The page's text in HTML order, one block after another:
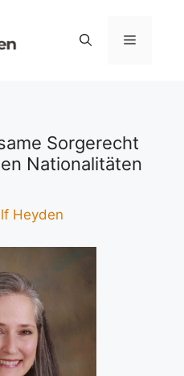
Menü
Sorgerecht
Nationalitäten
Heyden